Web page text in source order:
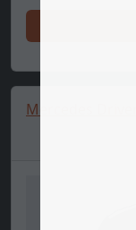
Mercedes